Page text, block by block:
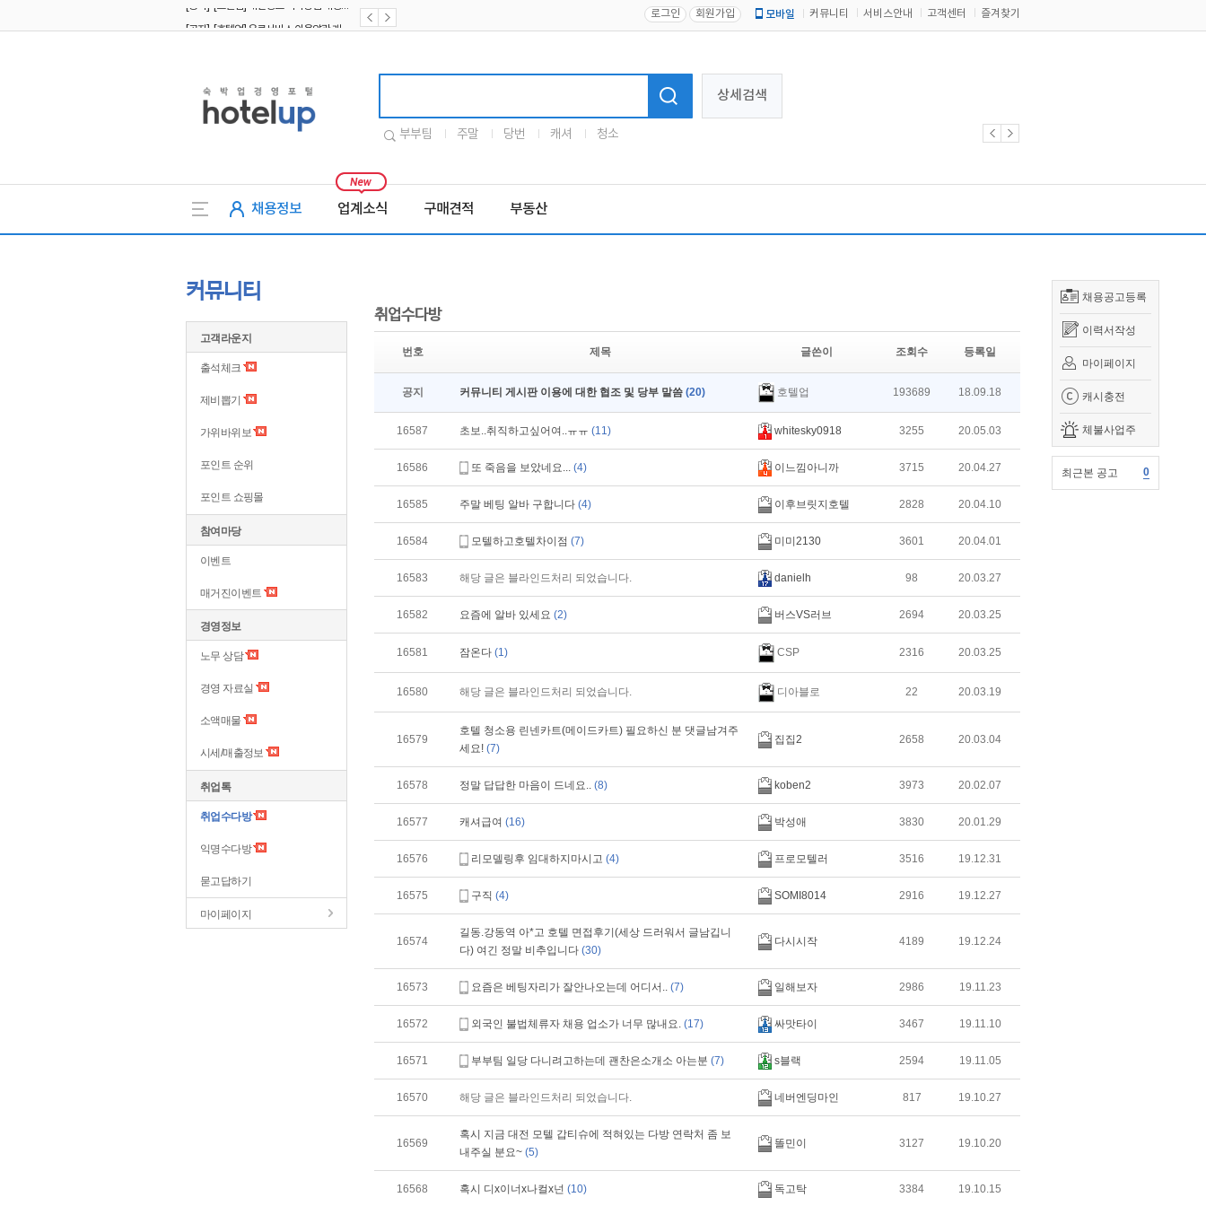
로그인 회원가입 모바일 커뮤니티 서비스안내 고객센터 즐겨찾기
상세검색
부부팀 주말 당번 캐셔 청소
채용정보 업계소식 구매견적 부동산
채용공고등록
이력서작성
마이페이지
캐시충전
체불사업주
최근본 공고 0
커뮤니티
고객라운지
출석체크
제비뽑기
가위바위보
포인트 순위
포인트 쇼핑몰
참여마당
이벤트
매거진이벤트
경영정보
노무 상담
경영 자료실
소액매물
시세/매출정보
취업톡
취업수다방
익명수다방
묻고답하기
마이페이지
취업수다방
번호 제목 글쓴이 조회수 등록일
공지 커뮤니티 게시판 이용에 대한 협조 및 당부 말씀 (20) 호텔업 193689 18.09.18
16587 초보..취직하고싶어여..ㅠㅠ (11) whitesky0918 3255 20.05.03
16586 또 죽음을 보았네요... (4) 이느낌아니까 3715 20.04.27
16585 주말 베팅 알바 구합니다 (4) 이후브릿지호텔 2828 20.04.10
16584 모텔하고호텔차이점 (7) 미미2130 3601 20.04.01
16583 해당 글은 블라인드처리 되었습니다. danielh 98 20.03.27
16582 요즘에 알바 있세요 (2) 버스VS러브 2694 20.03.25
16581 잠온다 (1) CSP 2316 20.03.25
16580 해당 글은 블라인드처리 되었습니다. 디아블로 22 20.03.19
16579
호텔 청소용 린넨카트(메이드카트) 필요하신 분 댓글남겨주
세요! (7)
집집2 2658 20.03.04
16578 정말 답답한 마음이 드네요.. (8) koben2 3973 20.02.07
16577 캐셔급여 (16) 박성애 3830 20.01.29
16576 리모델링후 임대하지마시고 (4) 프로모텔러 3516 19.12.31
16575 구직 (4) SOMI8014 2916 19.12.27
16574
길동.강동역 아*고 호텔 면접후기(세상 드러워서 글남깁니
다) 여긴 정말 비추입니다 (30)
다시시작 4189 19.12.24
16573 요즘은 베팅자리가 잘안나오는데 어디서.. (7) 일해보자 2986 19.11.23
16572 외국인 불법체류자 채용 업소가 너무 많내요. (17) 싸맛타이 3467 19.11.10
16571 부부팀 일당 다니려고하는데 괜찬은소개소 아는분 (7) s블랙 2594 19.11.05
16570 해당 글은 블라인드처리 되었습니다. 네버엔딩마인 817 19.10.27
16569
혹시 지금 대전 모텔 갑티슈에 적혀있는 다방 연락처 좀 보
내주실 분요~ (5)
똘민이 3127 19.10.20
16568 혹시 디x이너x나컬x넌 (10) 독고탁 3384 19.10.15